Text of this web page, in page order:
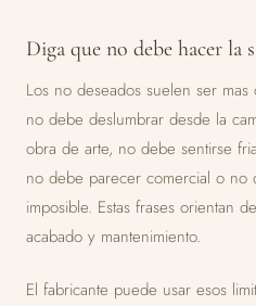
Diga que no debe hacer la
Los no deseados suelen ser
no debe deslumbrar desde la
obra de arte, no debe sentirse
no debe parecer comercial o no
imposible. Estas frases orientan
acabado y mantenimiento.
El fabricante puede usar esos